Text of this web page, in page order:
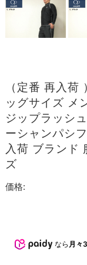
（定番 再入
ッグサイズ メ
ジップラッシ
ーシャンパシ
入荷 ブランド
ズ
価格:
なら 月々